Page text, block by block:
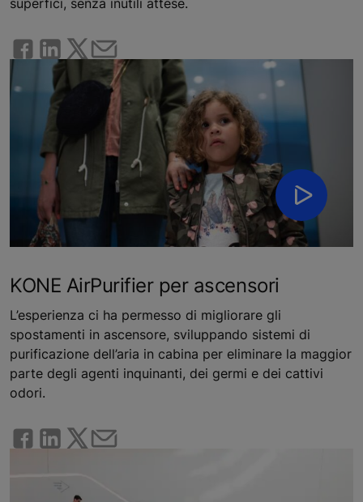
KONE AirPurifier per ascensori
L’esperienza ci ha permesso di migliorare gli
spostamenti in ascensore, sviluppando sistemi di
purificazione dell’aria in cabina per eliminare la maggior
parte degli agenti inquinanti, dei germi e dei cattivi
odori.